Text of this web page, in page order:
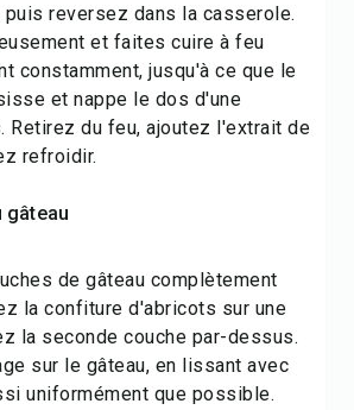
puis reversez dans la casserole.
et faites cuire à feu
constamment, jusqu'à ce que le
et nappe le dos d'une
Retirez du feu, ajoutez l'extrait de
refroidir.
gâteau
de gâteau complètement
la confiture d'abricots sur une
la seconde couche par-dessus.
sur le gâteau, en lissant avec
uniformément que possible.